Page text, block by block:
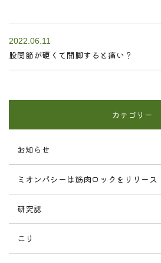
2022.06.11
股関節が硬くて開脚すると痛い？
カテゴリー
お知らせ
ミオンパシーは筋肉ロックをリリース
研究誌
こり